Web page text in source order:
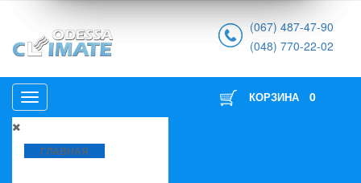
(067) 487-47-90
(048) 770-22-02
ГЛАВНАЯ
КОРЗИНА 0